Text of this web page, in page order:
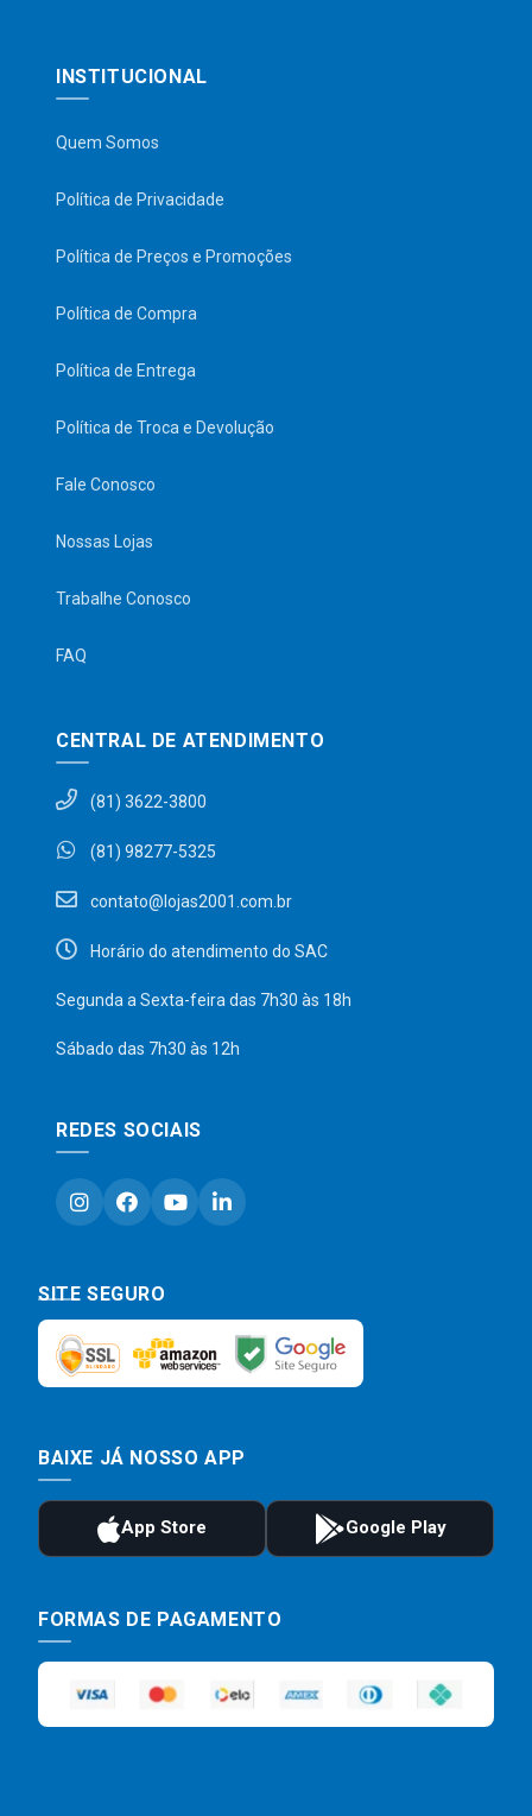
INSTITUCIONAL
Quem Somos
Política de Privacidade
Política de Preços e Promoções
Política de Compra
Política de Entrega
Política de Troca e Devolução
Fale Conosco
Nossas Lojas
Trabalhe Conosco
FAQ
CENTRAL DE ATENDIMENTO
(81) 3622-3800
(81) 98277-5325
contato@lojas2001.com.br
Horário do atendimento do SAC
Segunda a Sexta-feira das 7h30 às 18h
Sábado das 7h30 às 12h
REDES SOCIAIS
SITE SEGURO
BAIXE JÁ NOSSO APP
FORMAS DE PAGAMENTO